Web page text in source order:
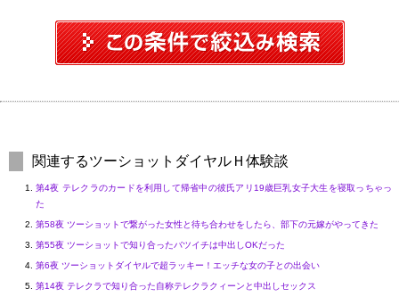
関連するツーショットダイヤルＨ体験談
第4夜 テレクラのカードを利用して帰省中の彼氏アリ19歳巨乳女子大生を寝取っちゃっ
た
第58夜 ツーショットで繋がった女性と待ち合わせをしたら、部下の元嫁がやってきた
第55夜 ツーショットで知り合ったバツイチは中出しOKだった
第6夜 ツーショットダイヤルで超ラッキー！エッチな女の子との出会い
第14夜 テレクラで知り合った自称テレクラクィーンと中出しセックス